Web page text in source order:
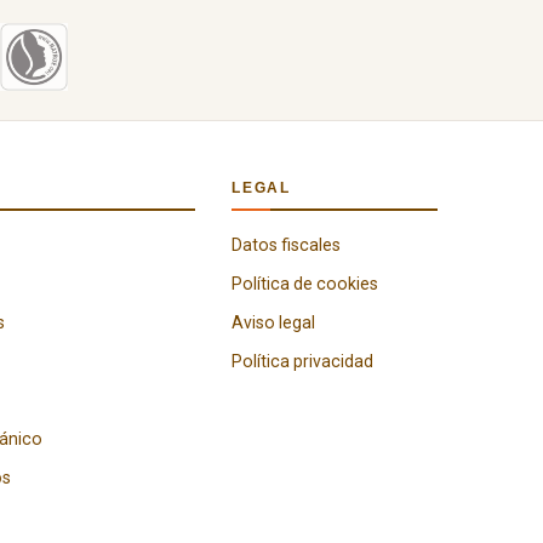
LEGAL
Datos fiscales
Política de cookies
Aviso legal
Política privacidad